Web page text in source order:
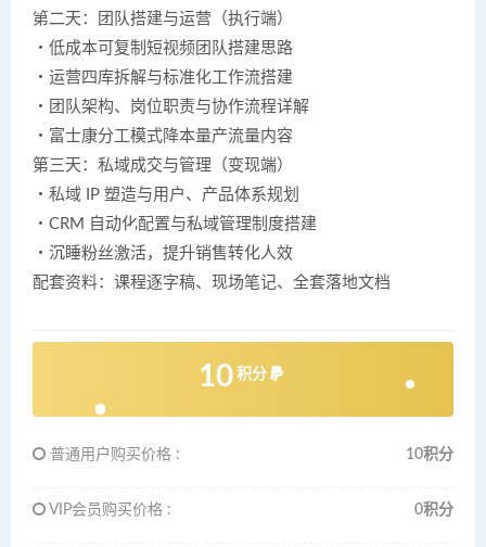
第二天：团队搭建与运营（执行端）
・低成本可复制短视频团队搭建思路
・运营四库拆解与标准化工作流搭建
・团队架构、岗位职责与协作流程详解
・富士康分工模式降本量产流量内容
第三天：私域成交与管理（变现端）
・私域 IP 塑造与用户、产品体系规划
・CRM 自动化配置与私域管理制度搭建
・沉睡粉丝激活，提升销售转化人效
配套资料：课程逐字稿、现场笔记、全套落地文档
10 积分
普通用户购买价格 : 10积分
VIP会员购买价格 : 0积分